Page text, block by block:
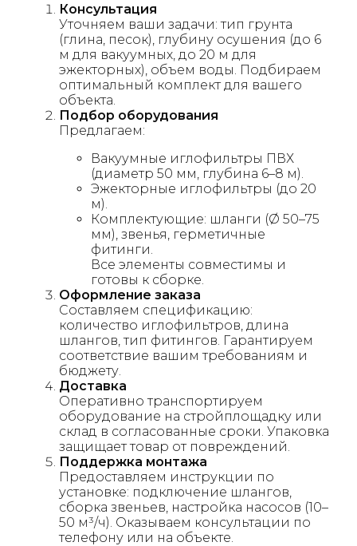
Консультация
Уточняем ваши задачи: тип грунта
(глина, песок), глубину осушения (до 6
м для вакуумных, до 20 м для
эжекторных), объем воды. Подбираем
оптимальный комплект для вашего
объекта.
Подбор оборудования
Предлагаем:
Вакуумные иглофильтры ПВХ
(диаметр 50 мм, глубина 6–8 м).
Эжекторные иглофильтры (до 20
м).
Комплектующие: шланги (Ø 50–75
мм), звенья, герметичные
фитинги.
Все элементы совместимы и
готовы к сборке.
Оформление заказа
Составляем спецификацию:
количество иглофильтров, длина
шлангов, тип фитингов. Гарантируем
соответствие вашим требованиям и
бюджету.
Доставка
Оперативно транспортируем
оборудование на стройплощадку или
склад в согласованные сроки. Упаковка
защищает товар от повреждений.
Поддержка монтажа
Предоставляем инструкции по
установке: подключение шлангов,
сборка звеньев, настройка насосов (10–
50 м³/ч). Оказываем консультации по
телефону или на объекте.